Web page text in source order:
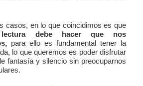
casos, en lo que coincidimos es que
debe hacer que nos
para ello es fundamental tener la
lo que queremos es poder disfrutar
fantasía y silencio sin preocuparnos